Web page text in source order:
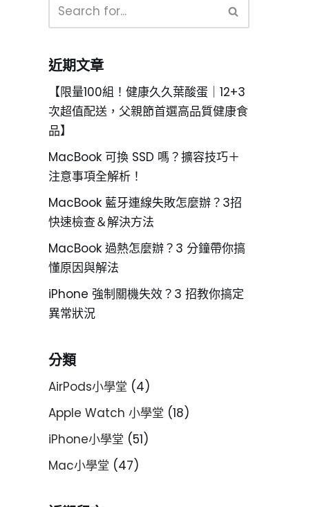
近期文章
【限量100組！健康久久葉酸蛋｜12+3
次超值配送，父親節首選高品質健康食
品】
MacBook 可換 SSD 嗎？擴容技巧＋
注意事項全解析！
MacBook 藍牙連線失敗怎麼辦？3招
快速檢查＆解決方法
MacBook 過熱怎麼辦？3 分鐘帶你搞
懂原因與解法
iPhone 強制關機失效？3 招教你搞定
異常狀況
分類
AirPods小學堂 (4)
Apple Watch 小學堂 (18)
iPhone小學堂 (51)
Mac小學堂 (47)